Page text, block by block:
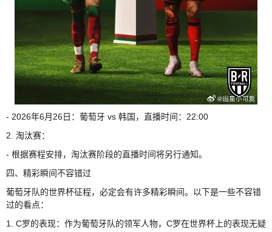
- 2026年6月26日：葡萄牙 vs 韩国，直播时间：22:00
2. 淘汰赛：
- 根据赛程安排，淘汰赛阶段的直播时间将另行通知。
四、精彩瞬间不容错过
葡萄牙队的世界杯征程，必定会有许多精彩瞬间。以下是一些不容错
过的看点：
1. C罗的表现：作为葡萄牙队的领军人物，C罗在世界杯上的表现无疑